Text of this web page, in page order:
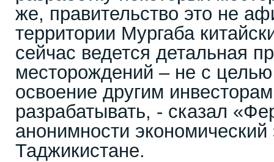
же, правительство это не
территории Мургаба
сейчас ведется детальная
месторождений – не с
освоение другим
разрабатывать, - сказал
анонимности экономический
Таджикистане.